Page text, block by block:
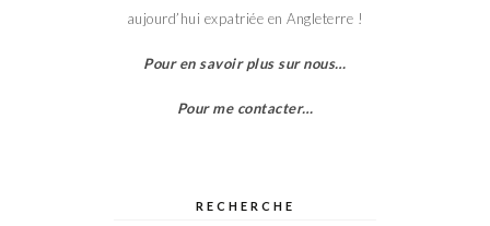
aujourd’hui expatriée en Angleterre !
Pour en savoir plus sur nous…
Pour me contacter…
RECHERCHE